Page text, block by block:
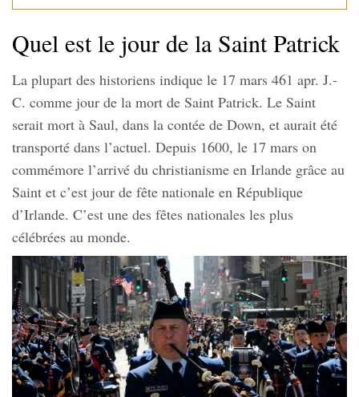
Quel est le jour de la Saint Patrick
La plupart des historiens indique le 17 mars 461 apr. J.-
C. comme jour de la mort de Saint Patrick. Le Saint
serait mort à Saul, dans la contée de Down, et aurait été
transporté dans l’actuel. Depuis 1600, le 17 mars on
commémore l’arrivé du christianisme en Irlande grâce au
Saint et c’est jour de fête nationale en République
d’Irlande. C’est une des fêtes nationales les plus
célébrées au monde.